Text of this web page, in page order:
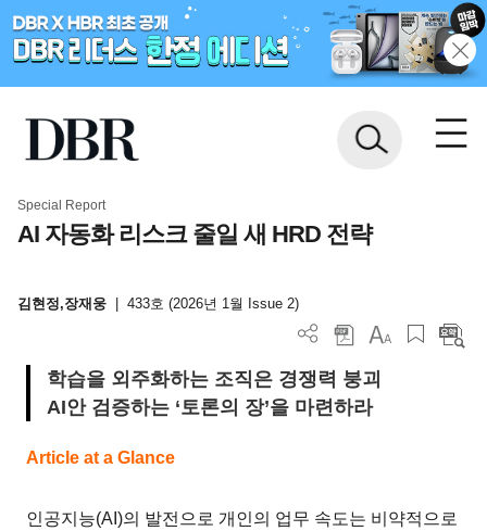
Special Report
AI 자동화 리스크 줄일 새 HRD 전략
김현정,장재웅 433호 (2026년 1월 Issue 2)
학습을 외주화하는 조직은 경쟁력 붕괴
AI안 검증하는 ‘토론의 장’을 마련하라
Article at a Glance
인공지능(AI)의 발전으로 개인의 업무 속도는 비약적으로